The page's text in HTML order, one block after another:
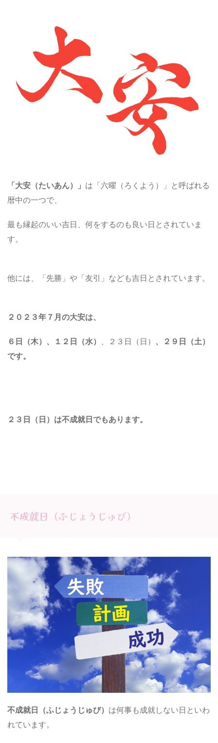
「大安（たいあん）」 は「六曜（ろくよう）」と呼ばれる
暦中の一つで、
最も縁起のいい吉日、何をするのも良い日とされていま
す。
他には、「先勝」や「友引」なども吉日とされています。
２０２３年７月の大安は、
６日（木）、 １２日（水） 、２３日（日） 、２９日（土）
です。
２３日（日）は不成就日でもあります。
不成就日（ふじょうじゅび）
不成就日（ふじょうじゅび） は何事も成就しない日といわ
れています。